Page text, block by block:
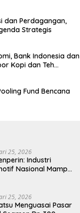
dan Perdagangan,
Strategis
Bank Indonesia dan
Kopi dan Teh
Fund Bencana
25, 2026
Industri
Nasional Mampu
25, 2026
Menguasai Pasar